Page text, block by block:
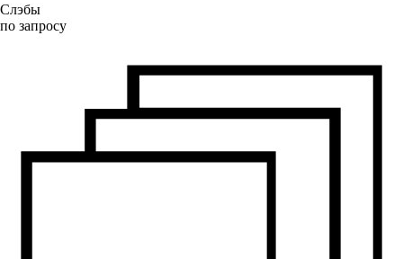
Слэбы
по запросу